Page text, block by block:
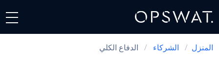
المنزل / الشركاء / الدفاع الكلي